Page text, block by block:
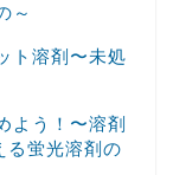
～
ト溶剤〜未処
よう！〜溶剤
る蛍光溶剤の